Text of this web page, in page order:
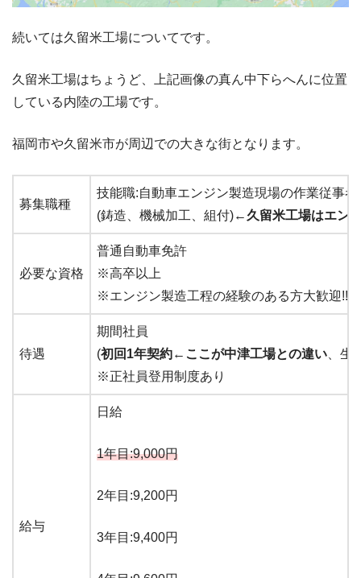
続いては久留米工場についてです。
久留米工場はちょうど、上記画像の真ん中下らへんに位置
している内陸の工場です。
福岡市や久留米市が周辺での大きな街となります。
募集職種
技能職:自動車エンジン製造現場の作業従事者
(鋳造、機械加工、組付)←久留米工場はエン
必要な資格
普通自動車免許
※高卒以上
※エンジン製造工程の経験のある方大歓迎!!
待遇
期間社員
(初回1年契約←ここが中津工場との違い 、
※正社員登用制度あり
給与
日給
1年目:9,000円
2年目:9,200円
3年目:9,400円